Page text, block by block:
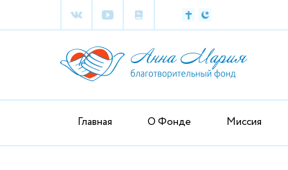
Главная О Фонде Миссия